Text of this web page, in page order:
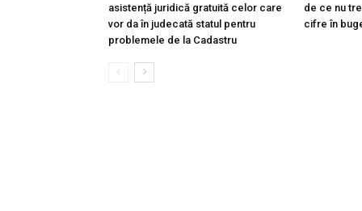
asistență juridică gratuită celor care
vor da în judecată statul pentru
problemele de la Cadastru
de ce nu
cifre în